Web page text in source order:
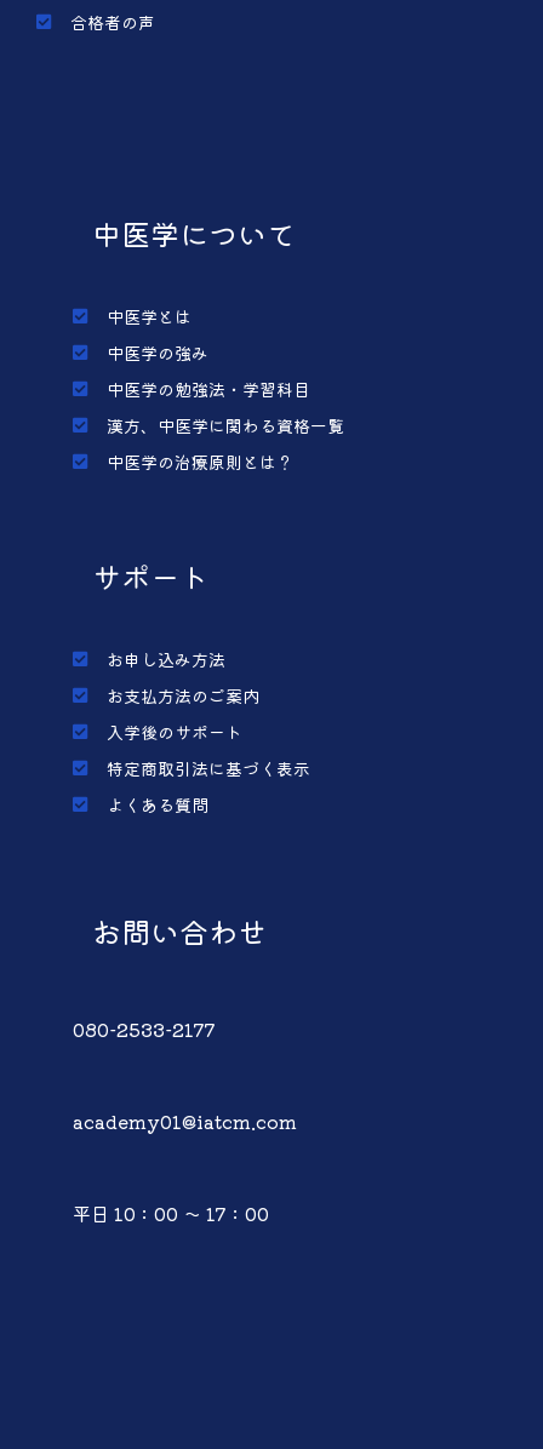
合格者の声
中医学について
中医学とは
中医学の強み
中医学の勉強法・学習科目
漢方、中医学に関わる資格一覧
中医学の治療原則とは？
サポート
お申し込み方法
お支払方法のご案内
入学後のサポート
特定商取引法に基づく表示
よくある質問
お問い合わせ
080-2533-2177
academy01@iatcm.com
平日 10：00 ～ 17：00